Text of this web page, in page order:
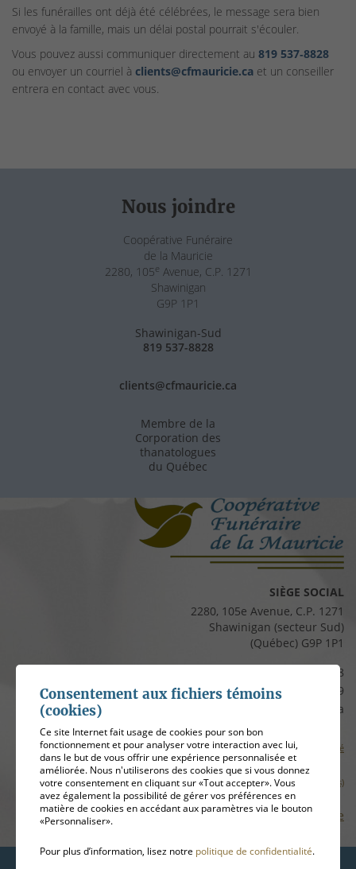
Si les funérailles ont déjà été célébrées, le message sera bien
envoyé à la famille, mais un délai postal pourrait s'écouler.
Vous pouvez aussi communiquer directement au 819 537‑8828
ou envoyer un courriel à clients@cfmauricie.ca et un conseiller
entrera en contact avec vous.
Nous joindre
Coopérative Funéraire
de la Mauricie
2280, 105e Avenue, C.P. 1271
Shawinigan
G9P 1P1
Shawinigan-Sud
819 537-8828
clients@cfmauricie.ca
Membre de la
Corporation des
thanatologues
du Québec
SIÈGE SOCIAL
2280, 105e Avenue, C.P. 1271
Shawinigan (secteur Sud)
(Québec) G9P 1P1
819 537-8828
Télécopieur :819 537-8829
clients@cfmauricie.ca
Conditions d’utilisation et politique de confidentialité
Gérer mes témoins (cookies)
Plan de site
Consentement aux fichiers témoins
(cookies)
Ce site Internet fait usage de cookies pour son bon
fonctionnement et pour analyser votre interaction avec lui,
dans le but de vous offrir une expérience personnalisée et
améliorée. Nous n'utiliserons des cookies que si vous donnez
votre consentement en cliquant sur «Tout accepter». Vous
avez également la possibilité de gérer vos préférences en
matière de cookies en accédant aux paramètres via le bouton
«Personnaliser».
Pour plus d’information, lisez notre politique de confidentialité.